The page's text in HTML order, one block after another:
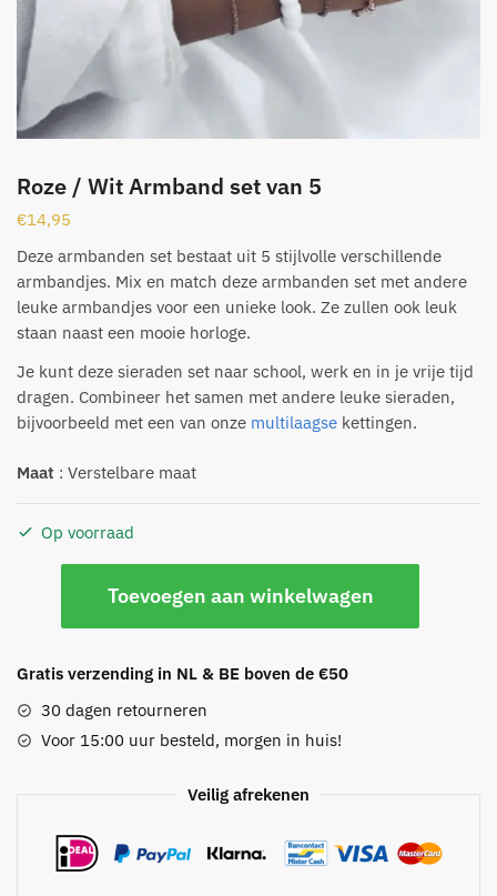
Roze / Wit Armband set van 5
€14,95
Deze armbanden set bestaat uit 5 stijlvolle verschillende
armbandjes. Mix en match deze armbanden set met andere
leuke armbandjes voor een unieke look. Ze zullen ook leuk
staan naast een mooie horloge.
Je kunt deze sieraden set naar school, werk en in je vrije tijd
dragen. Combineer het samen met andere leuke sieraden,
bijvoorbeeld met een van onze multilaagse kettingen.
Maat : Verstelbare maat
Op voorraad
set
van
5
Toevoegen aan winkelwagen
Gratis verzending in NL & BE boven de €50
30 dagen retourneren
Voor 15:00 uur besteld, morgen in huis!
Veilig afrekenen